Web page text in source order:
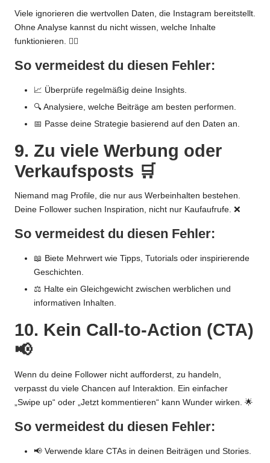
Viele ignorieren die wertvollen Daten, die Instagram bereitstellt.
Ohne Analyse kannst du nicht wissen, welche Inhalte
funktionieren. 🤷‍♂️
So vermeidest du diesen Fehler:
📈 Überprüfe regelmäßig deine Insights.
🔍 Analysiere, welche Beiträge am besten performen.
📅 Passe deine Strategie basierend auf den Daten an.
9. Zu viele Werbung oder
Verkaufsposts 🛒
Niemand mag Profile, die nur aus Werbeinhalten bestehen.
Deine Follower suchen Inspiration, nicht nur Kaufaufrufe. ❌
So vermeidest du diesen Fehler:
📖 Biete Mehrwert wie Tipps, Tutorials oder inspirierende
Geschichten.
⚖️ Halte ein Gleichgewicht zwischen werblichen und
informativen Inhalten.
10. Kein Call-to-Action (CTA)
📢
Wenn du deine Follower nicht aufforderst, zu handeln,
verpasst du viele Chancen auf Interaktion. Ein einfacher
„Swipe up“ oder „Jetzt kommentieren“ kann Wunder wirken. 🌟
So vermeidest du diesen Fehler:
📢 Verwende klare CTAs in deinen Beiträgen und Stories.